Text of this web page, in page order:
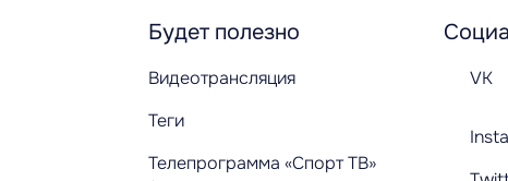
Будет полезно
Видеотрансляция
Теги
Телепрограмма «Спорт ТВ»
VK